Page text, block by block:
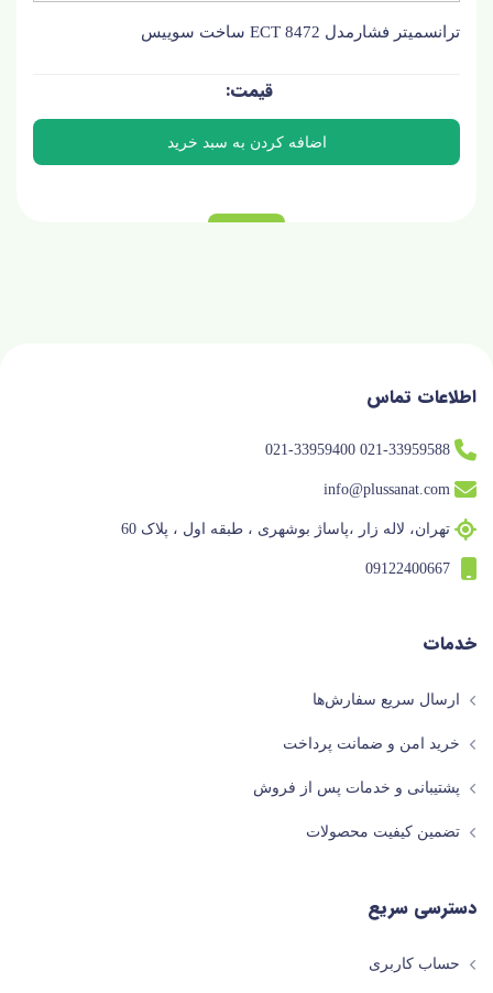
ترانسمیتر فشارمدل ECT 8472 ساخت سوییس
اطلاعات تماس
021-33959588 021-33959400
info@plussanat.com
تهران، لاله زار ،پاساژ بوشهری ، طبقه اول ، پلاک 60
09122400667
خدمات
ارسال سریع سفارش‌ها
خرید امن و ضمانت پرداخت
پشتیبانی و خدمات پس از فروش
تضمین کیفیت محصولات
دسترسی سریع
حساب کاربری